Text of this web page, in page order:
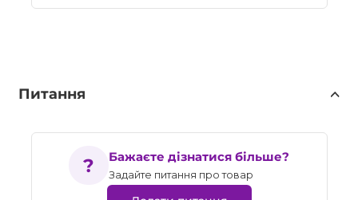
Питання
Бажаєте дізнатися більше?
Задайте питання про товар